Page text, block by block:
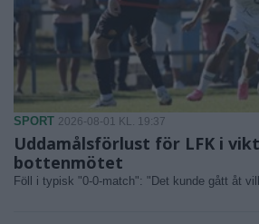
SPORT 2026-08-01 KL. 19:37
Uddamålsförlust för LFK i
bottenmötet
Föll i typisk "0-0-match": "Det kunde gått åt